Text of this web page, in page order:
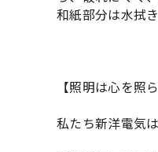
和紙部分は水拭
【照明は心を照
私たち新洋電気